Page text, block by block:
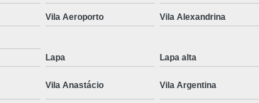
Tratamento
Tratamento para Fobia Interior de
Vila Aeroporto Vila Alexandrina
Lapa Lapa alta
Vila Anastácio Vila Argentina